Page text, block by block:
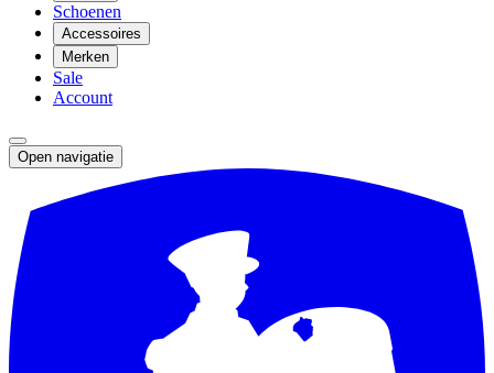
Schoenen
Accessoires
Merken
Sale
Account
Open navigatie